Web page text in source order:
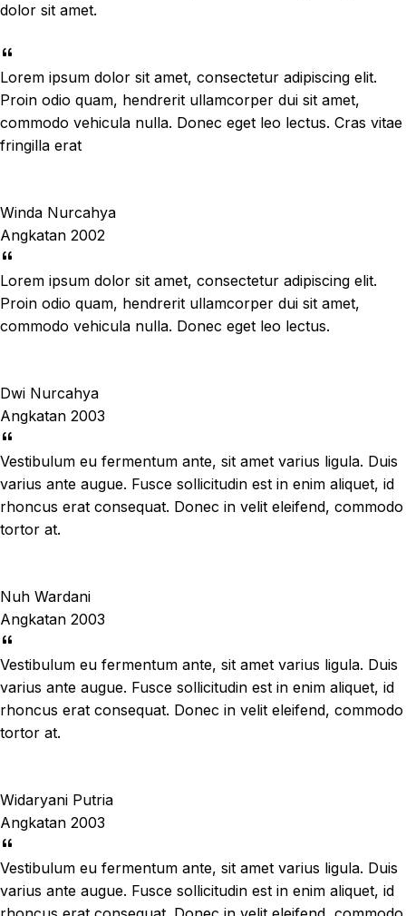
dolor sit amet.
Lorem ipsum dolor sit amet, consectetur adipiscing elit.
Proin odio quam, hendrerit ullamcorper dui sit amet,
commodo vehicula nulla. Donec eget leo lectus. Cras vitae
fringilla erat
Winda Nurcahya
Angkatan 2002
Lorem ipsum dolor sit amet, consectetur adipiscing elit.
Proin odio quam, hendrerit ullamcorper dui sit amet,
commodo vehicula nulla. Donec eget leo lectus.
Dwi Nurcahya
Angkatan 2003
Vestibulum eu fermentum ante, sit amet varius ligula. Duis
varius ante augue. Fusce sollicitudin est in enim aliquet, id
rhoncus erat consequat. Donec in velit eleifend, commodo
tortor at.
Nuh Wardani
Angkatan 2003
Vestibulum eu fermentum ante, sit amet varius ligula. Duis
varius ante augue. Fusce sollicitudin est in enim aliquet, id
rhoncus erat consequat. Donec in velit eleifend, commodo
tortor at.
Widaryani Putria
Angkatan 2003
Vestibulum eu fermentum ante, sit amet varius ligula. Duis
varius ante augue. Fusce sollicitudin est in enim aliquet, id